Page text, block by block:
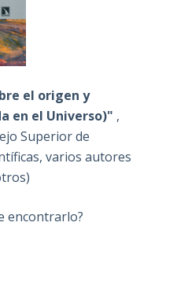
el origen y
en el Universo)" ,
Superior de
varios autores
encontrarlo?